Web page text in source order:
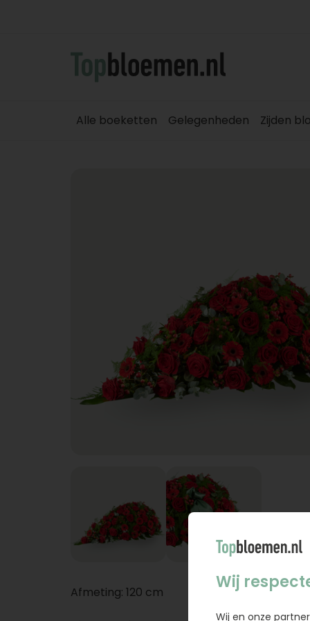
Alle boeketten Gelegenheden Zijden
Afmeting: 120 cm Wij
Wij en onze